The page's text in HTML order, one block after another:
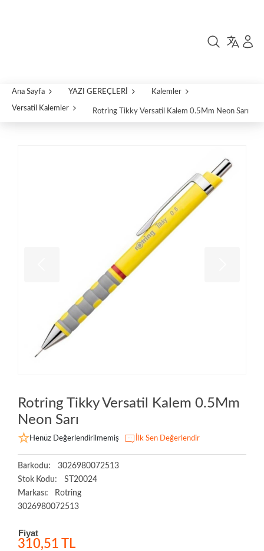
Ana Sayfa YAZI GEREÇLERİ Kalemler
Versatil Kalemler Rotring Tikky Versatil Kalem 0.5Mm Neon Sarı
Rotring Tikky Versatil Kalem 0.5Mm
Neon Sarı
Henüz Değerlendirilmemiş İlk Sen Değerlendir
Barkodu:
3026980072513
Stok Kodu:
ST20024
Markası:
Rotring
3026980072513
Fiyat
310,51 TL